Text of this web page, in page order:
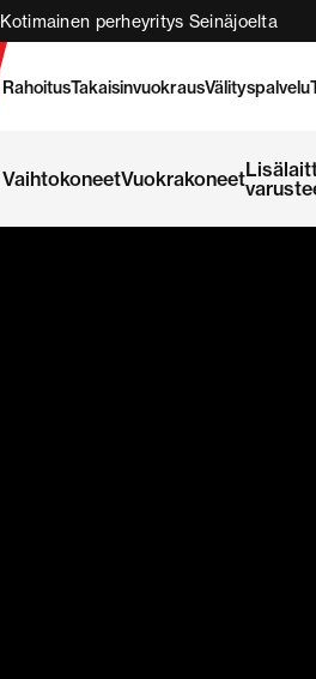
Kotimainen perheyritys Seinäjoelta
RahoitusTakaisinvuokrausVälityspalvelu
VaihtokoneetVuokrakoneet